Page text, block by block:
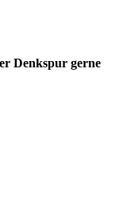
Denkspur gerne